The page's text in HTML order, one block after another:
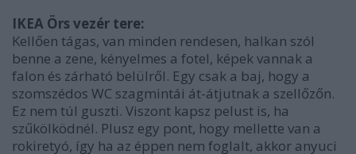
IKEA Örs vezér tere:
Kellően tágas, van minden rendesen, halkan szól
benne a zene, kényelmes a fotel, képek vannak a
falon és zárható belülről. Egy csak a baj, hogy a
szomszédos WC szagmintái át-átjutnak a szellőzőn.
Ez nem túl guszti. Viszont kapsz pelust is, ha
szűkölködnél. Plusz egy pont, hogy mellette van a
rokiretyó, így ha az éppen nem foglalt, akkor anyuci